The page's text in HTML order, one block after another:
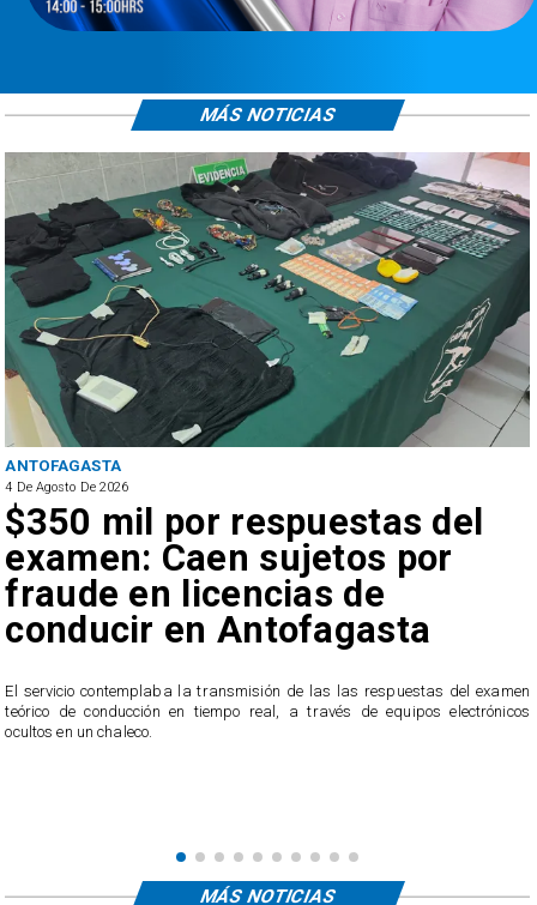
ANTOFAGASTA
4 De Agosto De 2026
$350 mil por respuestas del
examen: Caen sujetos por
fraude en licencias de
conducir en Antofagasta
El servicio contemplaba la transmisión de las las respuestas del examen
teórico de conducción en tiempo real, a través de equipos electrónicos
ocultos en un chaleco.
MÁS NOTICIAS
MÁS NOTICIAS